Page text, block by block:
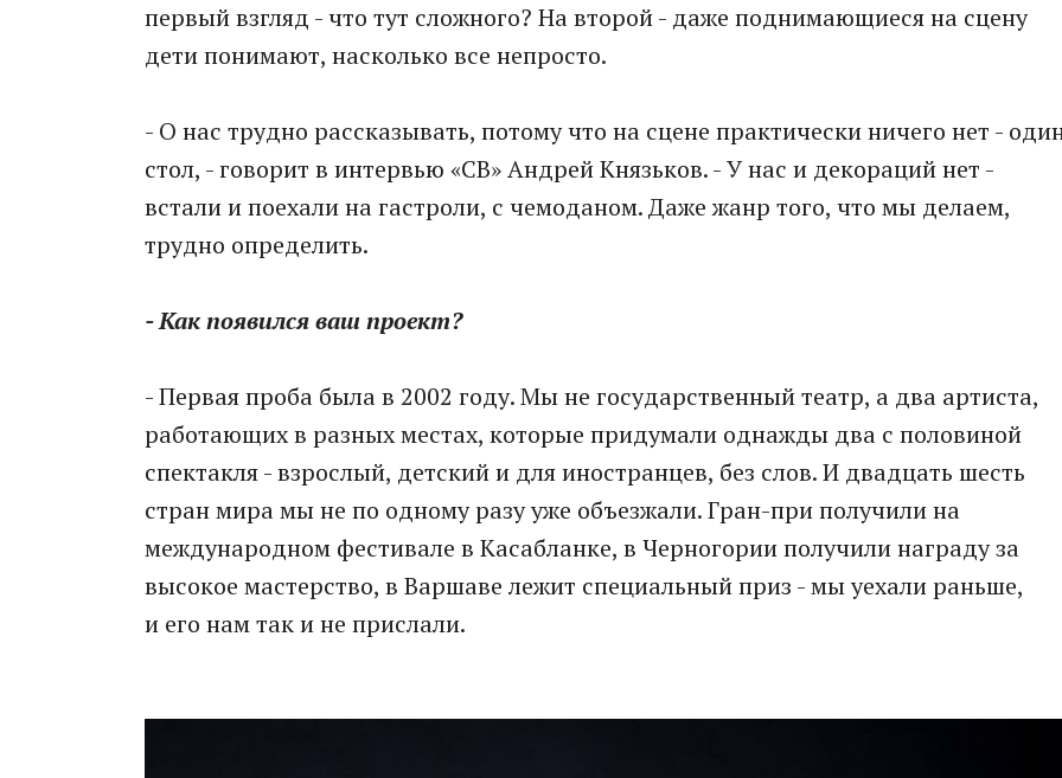
первый взгляд - что тут сложного? На второй - даже поднимающиеся на сцену
дети понимают, насколько все непросто.
- О нас трудно рассказывать, потому что на сцене практически ничего нет -
стол, - говорит в интервью «СВ» Андрей Князьков. - У нас и декораций нет -
встали и поехали на гастроли, с чемоданом. Даже жанр того, что мы делаем,
трудно определить.
- Как появился ваш проект?
- Первая проба была в 2002 году. Мы не государственный театр, а два артиста,
работающих в разных местах, которые придумали однажды два с половиной
спектакля - взрослый, детский и для иностранцев, без слов. И двадцать шесть
стран мира мы не по одному разу уже объезжали. Гран-при получили на
международном фестивале в Касабланке, в Черногории получили награду за
высокое мастерство, в Варшаве лежит специальный приз - мы уехали раньше,
и его нам так и не прислали.